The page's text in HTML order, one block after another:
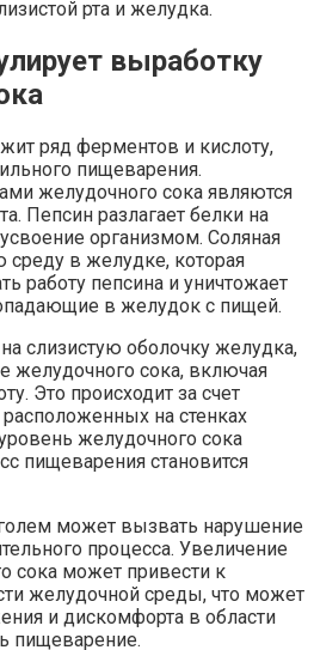
рта и желудка.
выработку
ряд ферментов и кислоту,
пищеварения.
желудочного сока являются
Пепсин разлагает белки на
организмом. Соляная
среду в желудке, которая
работу пепсина и уничтожает
в желудок с пищей.
слизистую оболочку желудка,
желудочного сока, включая
Это происходит за счет
на стенках
желудочного сока
пищеварения становится
может вызвать нарушение
процесса. Увеличение
сока может привести к
желудочной среды, что может
и дискомфорта в области
пищеварение.